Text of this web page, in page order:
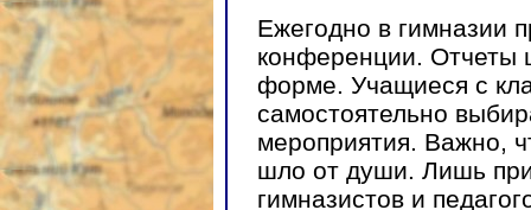
Ежегодно в гимназии
конференции. Отчеты
форме. Учащиеся с
самостоятельно
мероприятия. Важно,
шло от души. Лишь
гимназистов и